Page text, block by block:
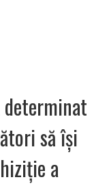
determinat
să îşi
a